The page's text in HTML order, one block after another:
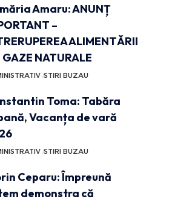
Amaru: ANUNȚ
–
ALIMENTĂRII
GAZE NATURALE
STIRI BUZAU
Toma: Tabăra
Vacanța de vară
STIRI BUZAU
Ceparu: Împreună
demonstra că